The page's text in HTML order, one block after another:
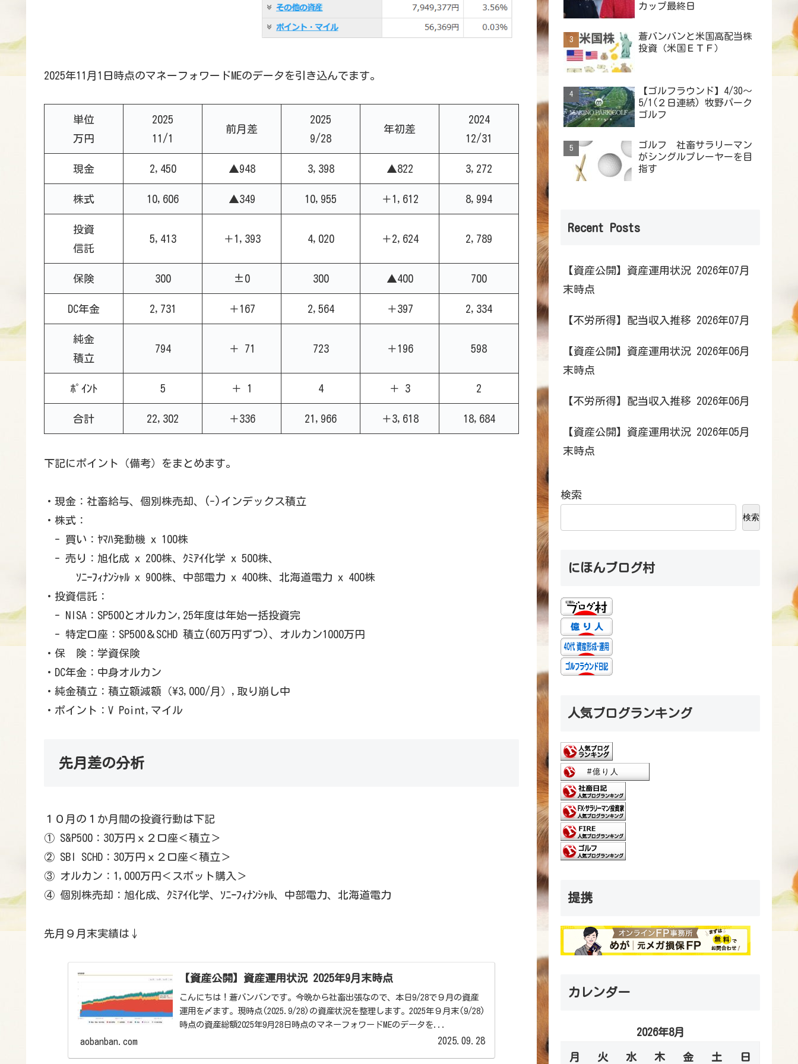
2025年11月1日時点のマネーフォワードMEのデータを引き込んでます。
単位
万円
2025
11/1
前月差
2025
9/28
年初差
2024
12/31
現金 2,450 ▲948 3,398 ▲822 3,272
株式 10,606 ▲349 10,955 ＋1,612 8,994
投資
信託
5,413 ＋1,393 4,020 ＋2,624 2,789
保険 300 ±0 300 ▲400 700
DC年金 2,731 ＋167 2,564 ＋397 2,334
純金
積立
794 ＋ 71 723 ＋196 598
ﾎﾟｲﾝﾄ 5 ＋ 1 4 ＋ 3 2
合計 22,302 ＋336 21,966 ＋3,618 18,684
下記にポイント（備考）をまとめます。
・現金：社畜給与、個別株売却、(-)インデックス積立
・株式：
- 買い：ﾔﾏﾊ発動機 x 100株
- 売り：旭化成 x 200株、ｸﾐｱｲ化学 x 500株、
ｿﾆｰﾌｨﾅﾝｼｬﾙ x 900株、中部電力 x 400株、北海道電力 x 400株
・投資信託：
- NISA：SP500とオルカン,25年度は年始一括投資完
- 特定口座：SP500＆SCHD 積立(60万円ずつ)、オルカン1000万円
・保 険：学資保険
・DC年金：中身オルカン
・純金積立：積立額減額（\3,000/月）,取り崩し中
・ポイント：V Point,マイル
先月差の分析
１０月の１か月間の投資行動は下記
① S&P500：30万円ｘ２口座＜積立＞
② SBI SCHD：30万円ｘ２口座＜積立＞
③ オルカン：1,000万円＜スポット購入＞
④ 個別株売却：旭化成、ｸﾐｱｲ化学、ｿﾆｰﾌｨﾅﾝｼｬﾙ、中部電力、北海道電力
先月９月末実績は↓
【資産公開】資産運用状況 2025年9月末時点
こんにちは！蒼バンバンです。今晩から社畜出張なので、本日9/28で９月の資産
運用を〆ます。現時点(2025.9/28)の資産状況を整理します。2025年９月末(9/28)
時点の資産総額2025年9月28日時点のマネーフォワードMEのデータを...
aobanban.com 2025.09.28
カップ最終日
蒼バンバンと米国高配当株
投資（米国ＥＴＦ）
【ゴルフラウンド】4/30～
5/1(２日連続) 牧野パーク
ゴルフ
ゴルフ 社畜サラリーマン
がシングルプレーヤーを目
指す
Recent Posts
【資産公開】資産運用状況 2026年07月
末時点
【不労所得】配当収入推移 2026年07月
【資産公開】資産運用状況 2026年06月
末時点
【不労所得】配当収入推移 2026年06月
【資産公開】資産運用状況 2026年05月
末時点
検索
検索
にほんブログ村
人気ブログランキング
提携
カレンダー
2026年8月
月 火 水 木 金 土 日